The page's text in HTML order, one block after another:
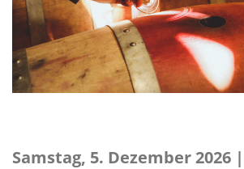
Samstag, 5. Dezember 2026